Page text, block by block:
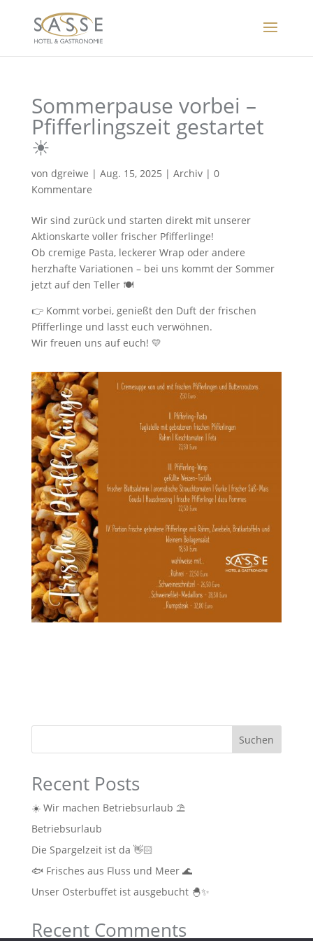
Sommerpause vorbei –
Pfifferlingszeit gestartet
☀
von dgreiwe | Aug. 15, 2025 | Archiv| 0
Kommentare
Wir sind zurück und starten direkt mit unserer
Aktionskarte voller frischer Pfifferlinge!
Ob cremige Pasta, leckerer Wrap oder andere
herzhafte Variationen – bei uns kommt der Sommer
jetzt auf den Teller 🍽
👉 Kommt vorbei, genießt den Duft der frischen
Pfifferlinge und lasst euch verwöhnen.
Wir freuen uns auf euch! 💛
Suchen
Recent Posts
☀️ Wir machen Betriebsurlaub ⛱️
Betriebsurlaub
Die Spargelzeit ist da 👋🏻
🐟 Frisches aus Fluss und Meer 🌊
Unser Osterbuffet ist ausgebucht 🐣✨
Recent Comments